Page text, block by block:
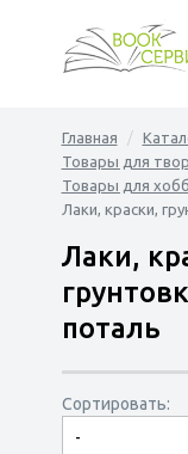
Главная
Товары для
Товары для
Лаки, краски,
Лаки,
поталь
Сортировать:
-